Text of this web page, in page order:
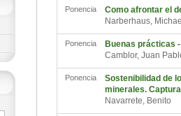
Ponencia
Como afrontar el
Narberhaus,
Ponencia
Buenas prácticas
Camblor, Juan
Ponencia
Sostenibilidad de
minerales.
Navarrete, Benito